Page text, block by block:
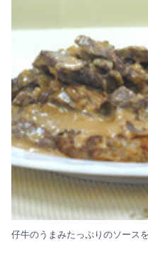
仔牛のうまみたっぷりのソース